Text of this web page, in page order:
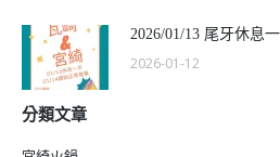
2026/01/13 尾牙休息
2026-01-12
分類文章